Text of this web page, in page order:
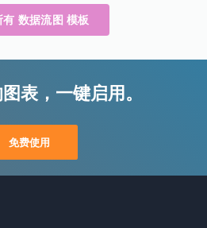
数据流图 模板
表，一键启用。
免费使用